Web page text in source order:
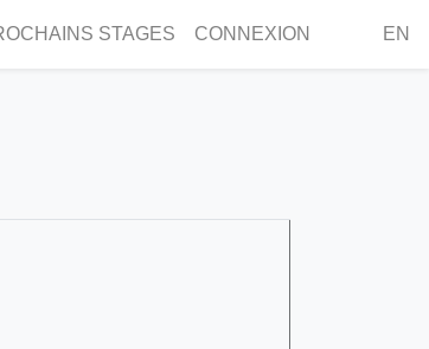
STAGES CONNEXION EN